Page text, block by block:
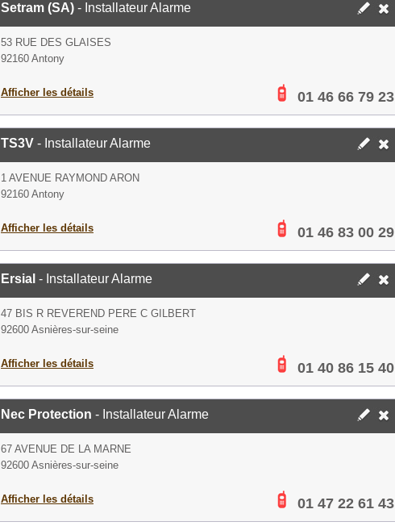
Setram (SA) - Installateur Alarme
53 RUE DES GLAISES
92160 Antony
Afficher les détails 01 46 66 79 23
TS3V - Installateur Alarme
1 AVENUE RAYMOND ARON
92160 Antony
Afficher les détails 01 46 83 00 29
Ersial - Installateur Alarme
47 BIS R REVEREND PERE C GILBERT
92600 Asnières-sur-seine
Afficher les détails 01 40 86 15 40
Nec Protection - Installateur Alarme
67 AVENUE DE LA MARNE
92600 Asnières-sur-seine
Afficher les détails 01 47 22 61 43